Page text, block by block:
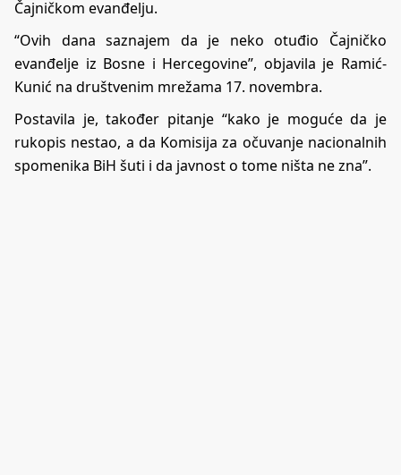
Čajničkom evanđelju.
“Ovih dana saznajem da je neko otuđio Čajničko
evanđelje iz Bosne i Hercegovine”, objavila je Ramić-
Kunić na društvenim mrežama 17. novembra.
Postavila je, također pitanje “kako je moguće da je
rukopis nestao, a da Komisija za očuvanje nacionalnih
spomenika BiH šuti i da javnost o tome ništa ne zna”.